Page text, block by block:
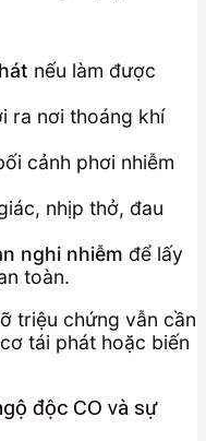
nếu làm được
ra nơi thoáng khí
cảnh phơi nhiễm
nhịp thở, đau
nghi nhiễm để lấy
toàn.
triệu chứng vẫn cần
tái phát hoặc biến
độc CO và sự